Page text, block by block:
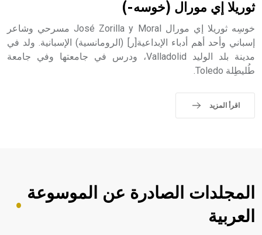
ثوريلا إي مورال (خوسه-)
خوسِه ثوريلا إي مورال José Zorilla y Moral مسرحي وشاعر
إسباني وأحد أهم أدباء الإبداعية[ر] (الرومانسية) الإسبانية. ولد في
مدينة بلد الوليد Valladolid، ودرس في جامعتها وفي جامعة
طُليطِلة Toledo.
اقرأ المزيد
المجلدات الصادرة عن الموسوعة
العربية